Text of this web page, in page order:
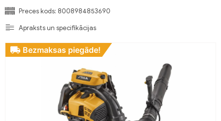
Preces kods: 8008984853690
Apraksts un specifikācijas
Bezmaksas piegāde!